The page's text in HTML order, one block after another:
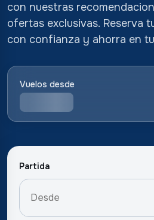
con nuestras
ofertas exclusivas. Reserva
con confianza y ahorra en
Vuelos desde
Partida